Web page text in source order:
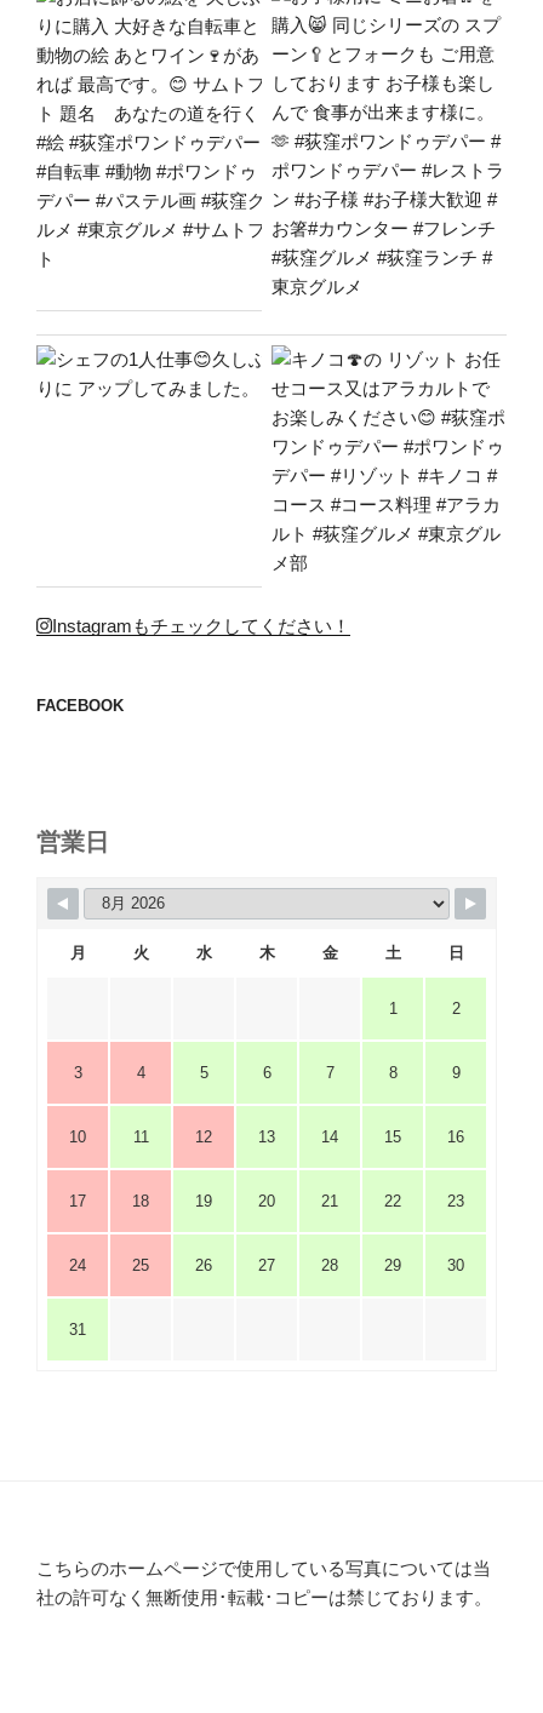
Instagramもチェックしてください！
FACEBOOK
営業日
月 火 水 木 金 土 日
1 2
3 4 5 6 7 8 9
10 11 12 13 14 15 16
17 18 19 20 21 22 23
24 25 26 27 28 29 30
31
こちらのホームページで使用している写真については当
社の許可なく無断使用･転載･コピーは禁じております。